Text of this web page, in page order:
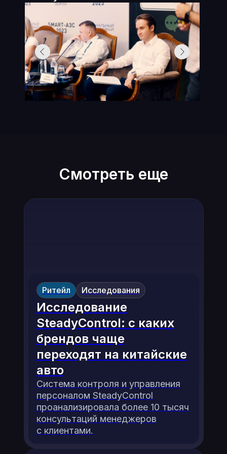
Ритейл Исследования
Исследование
SteadyControl: с каких
брендов чаще
переходят на китайские
авто
Система контроля и управления
персоналом SteadyControl
проанализировала более 10 тысяч
консультаций менеджеров
с клиентами.
Смотреть еще